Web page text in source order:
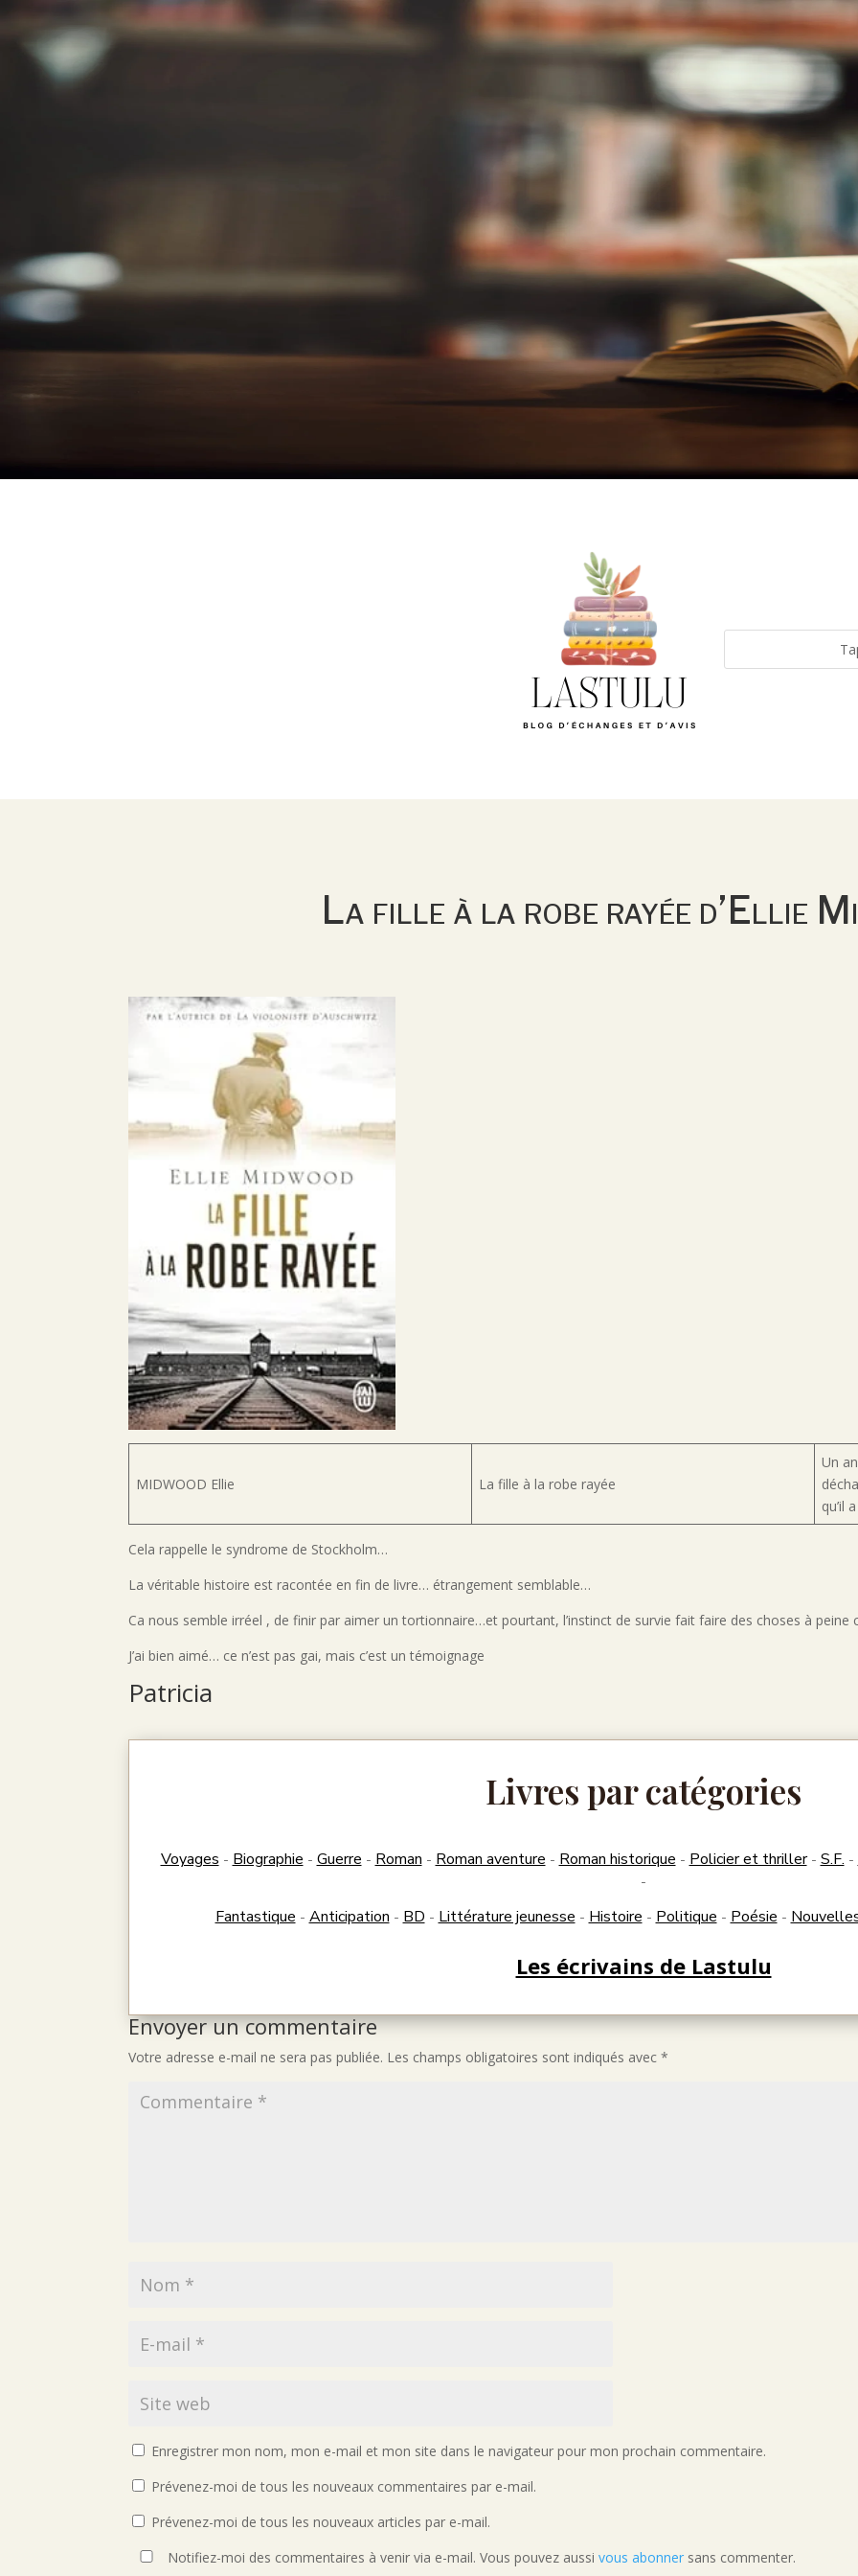
La fille à la robe rayée d’Ellie
MIDWOOD Ellie La fille à la robe rayée
Un
qu’il
Cela rappelle le syndrome de Stockholm…
La véritable histoire est racontée en fin de livre… étrangement semblable…
Ca nous semble irréel , de finir par aimer un tortionnaire…et pourtant, l’instinct de survie fait faire des choses à peine
J’ai bien aimé… ce n’est pas gai, mais c’est un témoignage
Patricia
Livres par catégories
Voyages - Biographie - Guerre - Roman - Roman aventure - Roman historique - Policier et thriller- S.F. -
-
Fantastique - Anticipation - BD - Littérature jeunesse - Histoire - Politique - Poésie -
Les écrivains de Lastulu
Envoyer un commentaire
Votre adresse e-mail ne sera pas publiée. Les champs obligatoires sont indiqués avec*
Enregistrer mon nom, mon e-mail et mon site dans le navigateur pour mon prochain commentaire.
Prévenez-moi de tous les nouveaux commentaires par e-mail.
Prévenez-moi de tous les nouveaux articles par e-mail.
Notifiez-moi des commentaires à venir via e-mail. Vous pouvez aussivous abonner sans commenter.